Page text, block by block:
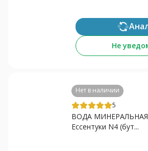
Не
Нет в наличии
5
ВОДА МИНЕРАЛЬНАЯ
Ессентуки N4 (бут...